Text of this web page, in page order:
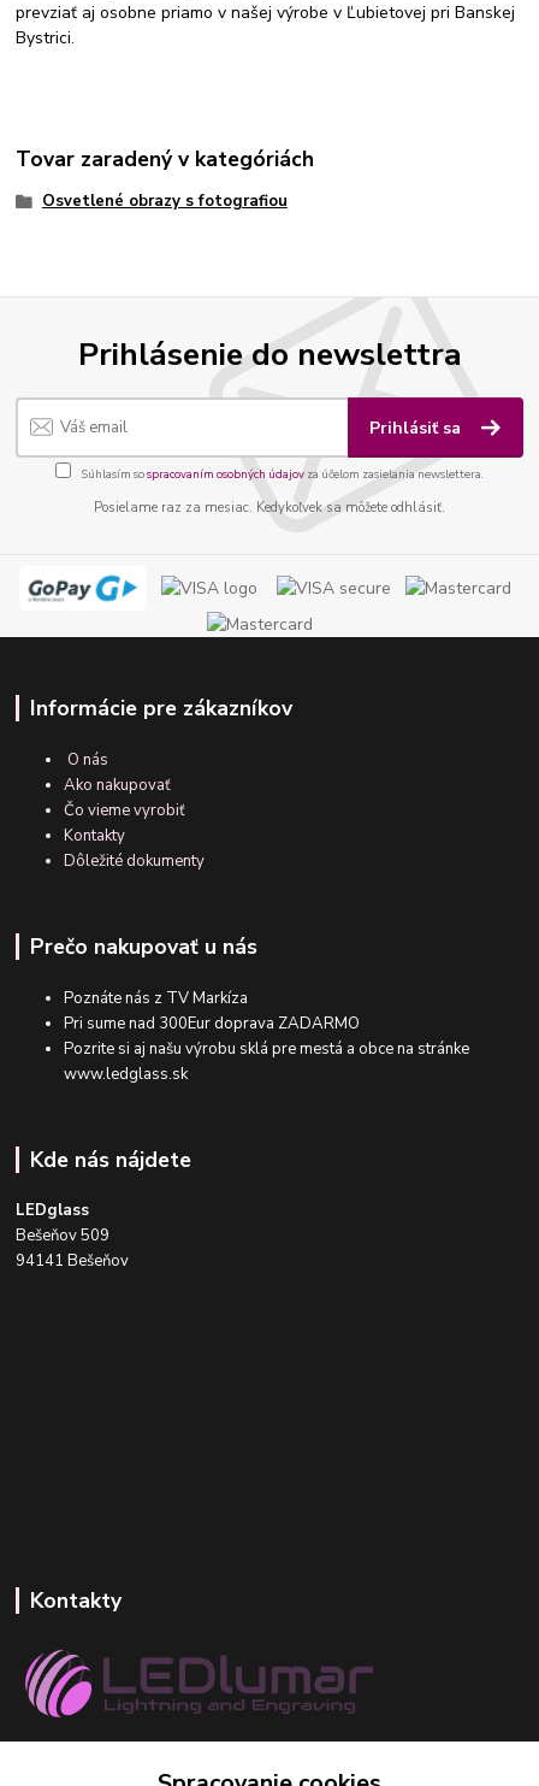
prevziať aj osobne priamo v našej výrobe v Ľubietovej pri Banskej
Bystrici.
Tovar zaradený v kategóriách
Osvetlené obrazy s fotografiou
Prihlásenie do newslettra
Prihlásiť sa
Súhlasím sospracovaním osobných údajov za účelom zasielania newslettera.
Posielame raz za mesiac. Kedykoľvek sa môžete odhlásiť.
Informácie pre zákazníkov
O nás
Ako nakupovať
Čo vieme vyrobiť
Kontakty
Dôležité dokumenty
Prečo nakupovať u nás
Poznáte nás z TV Markíza
Pri sume nad 300Eur doprava ZADARMO
Pozrite si aj našu výrobu sklá pre mestá a obce na stránke
www.ledglass.sk
Kde nás nájdete
LEDglass
Bešeňov 509
94141 Bešeňov
Kontakty